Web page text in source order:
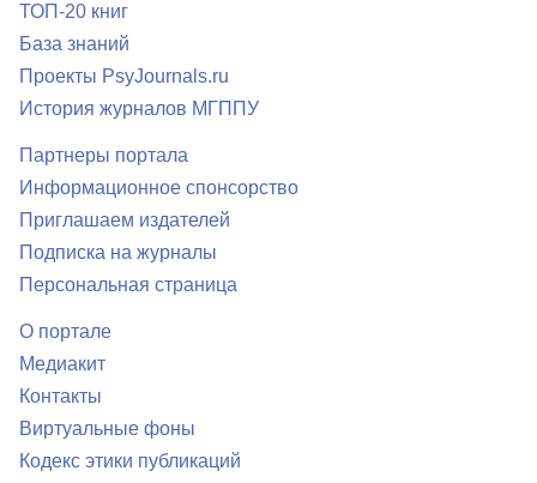
ТОП-20 книг
База знаний
Проекты PsyJournals.ru
История журналов МГППУ
Партнеры портала
Информационное спонсорство
Приглашаем издателей
Подписка на журналы
Персональная страница
О портале
Медиакит
Контакты
Виртуальные фоны
Кодекс этики публикаций